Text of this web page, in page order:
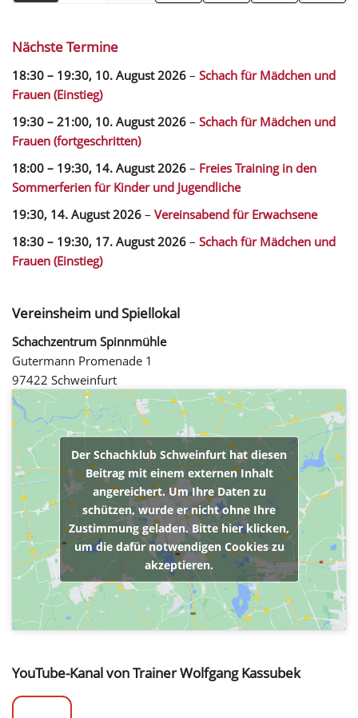
Nächste Termine
18:30 – 19:30, 10. August 2026 – Schach für Mädchen und
Frauen (Einstieg)
19:30 – 21:00, 10. August 2026 – Schach für Mädchen und
Frauen (fortgeschritten)
18:00 – 19:30, 14. August 2026 – Freies Training in den
Sommerferien für Kinder und Jugendliche
19:30, 14. August 2026 – Vereinsabend für Erwachsene
18:30 – 19:30, 17. August 2026 – Schach für Mädchen und
Frauen (Einstieg)
Vereinsheim und Spiellokal
Schachzentrum Spinnmühle
Gutermann Promenade 1
97422 Schweinfurt
Der Schachklub Schweinfurt hat diesen
Beitrag mit einem externen Inhalt
angereichert. Um Ihre Daten zu
schützen, wurde er nicht ohne Ihre
Zustimmung geladen. Bitte hier klicken,
um die dafür notwendigen Cookies zu
akzeptieren.
YouTube-Kanal von Trainer Wolfgang Kassubek